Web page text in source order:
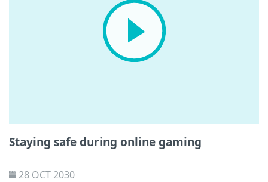
Staying safe during online gaming
28 OCT 2030